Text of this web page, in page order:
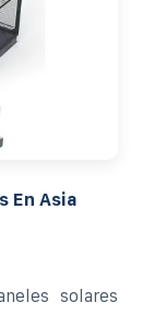
En Asia
solares